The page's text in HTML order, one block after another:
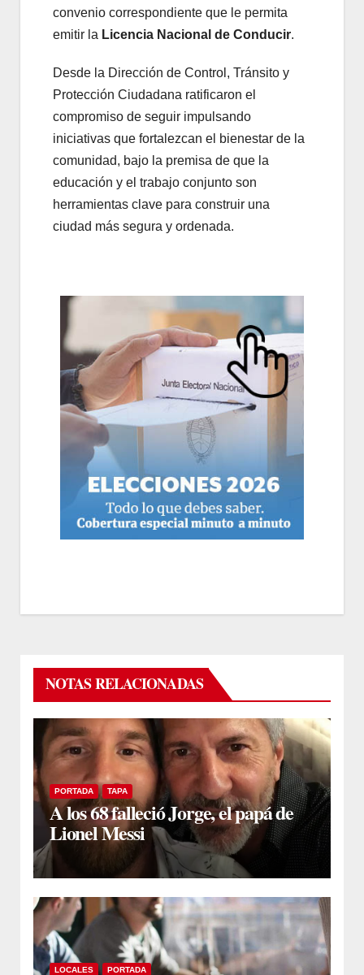
convenio correspondiente que le permita
emitir la Licencia Nacional de Conducir.
Desde la Dirección de Control, Tránsito y
Protección Ciudadana ratificaron el
compromiso de seguir impulsando
iniciativas que fortalezcan el bienestar de la
comunidad, bajo la premisa de que la
educación y el trabajo conjunto son
herramientas clave para construir una
ciudad más segura y ordenada.
NOTAS RELACIONADAS
PORTADA TAPA
A los 68 falleció Jorge, el papá de
Lionel Messi
LOCALES PORTADA